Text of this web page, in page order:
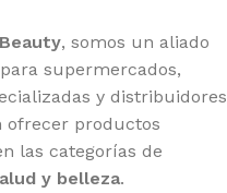
, somos un aliado
supermercados,
y distribuidores
ofrecer productos
las categorías de
y belleza.